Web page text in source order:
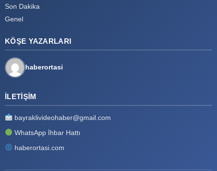
Son Dakika
Genel
KÖŞE YAZARLARI
haberortasi
İLETIŞIM
bayraklivideohaber@gmail.com
WhatsApp İhbar Hattı
haberortasi.com